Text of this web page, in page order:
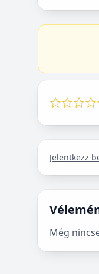
Jelentkezz
Még